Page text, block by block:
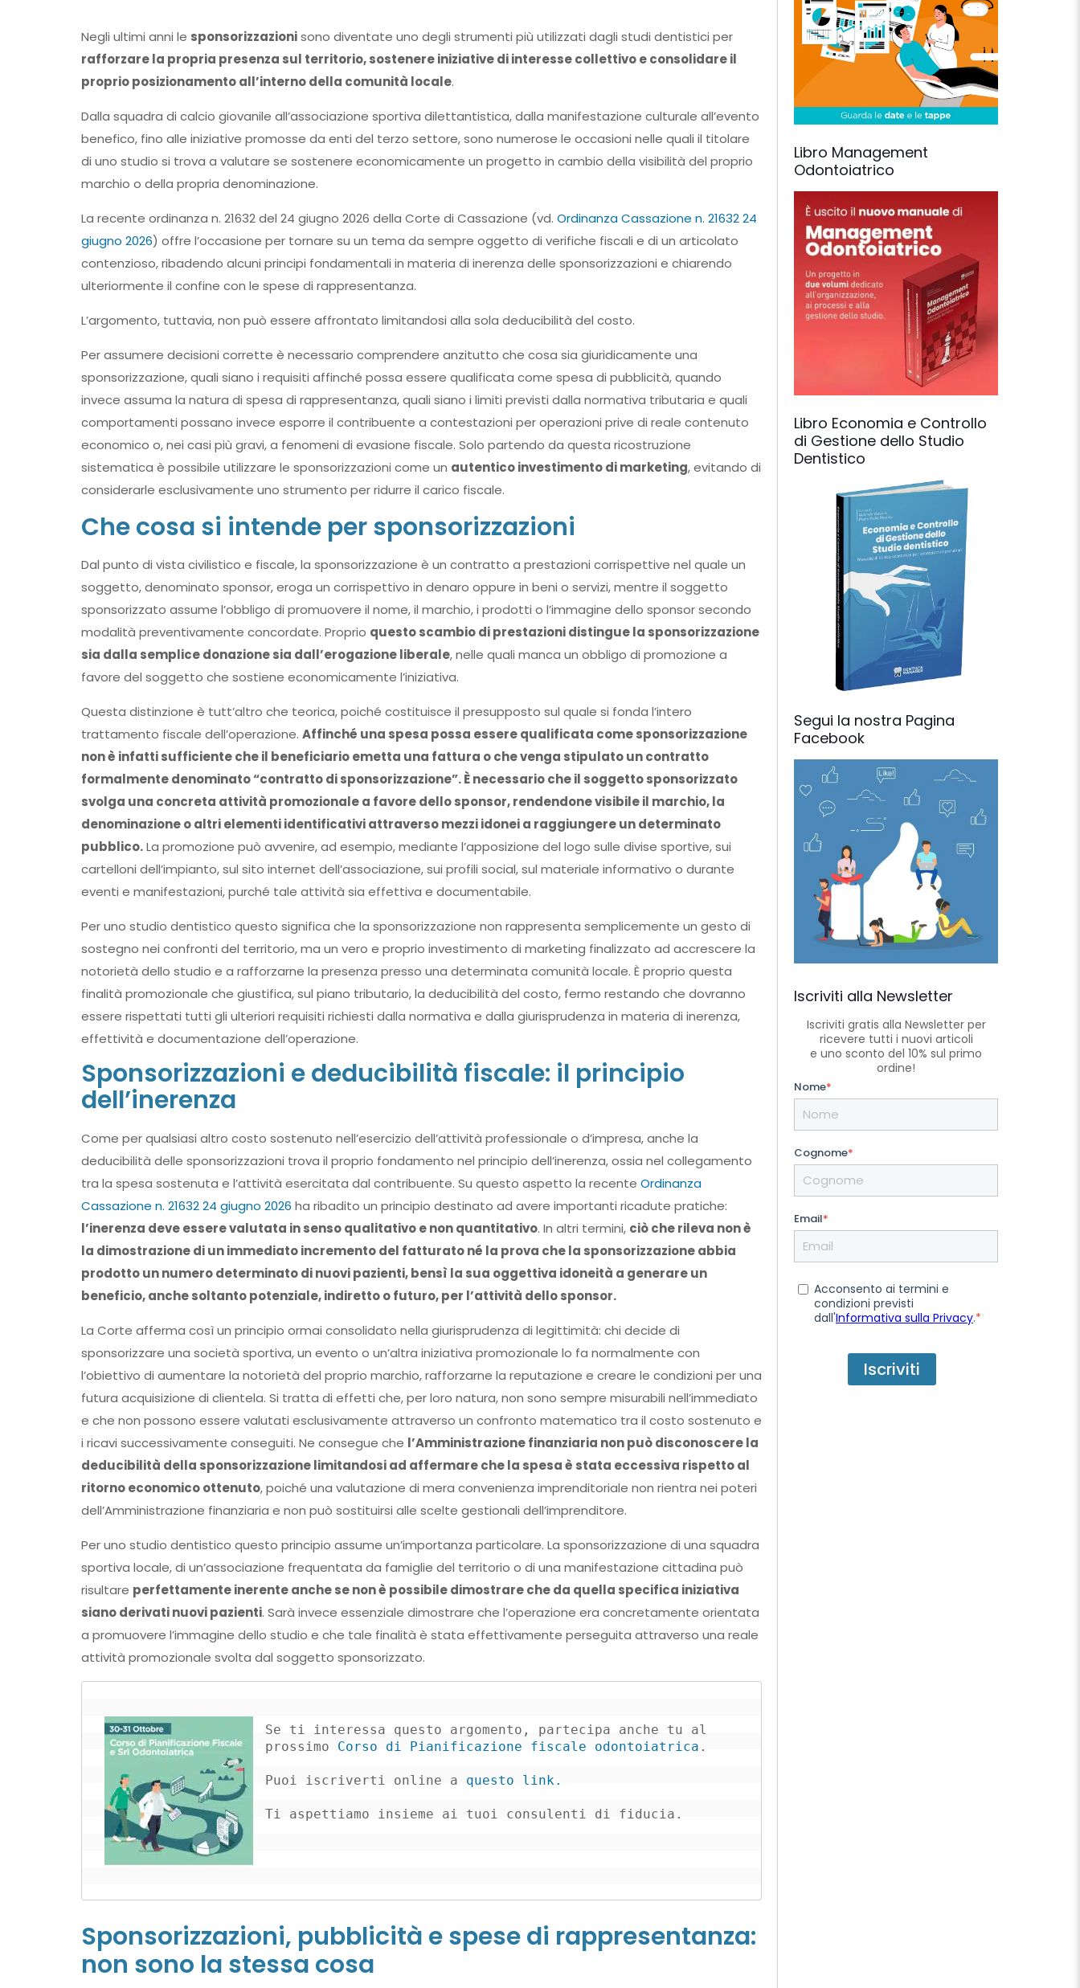
Negli ultimi anni le sponsorizzazionisono diventate uno degli strumenti più utilizzati dagli studi dentistici per
rafforzare la propria presenza sul territorio, sostenere iniziative di interesse collettivo e consolidare il
proprio posizionamento all’interno della comunità locale.
Dalla squadra di calcio giovanile all’associazione sportiva dilettantistica, dalla manifestazione culturale all’evento
benefico, fino alle iniziative promosse da enti del terzo settore, sono numerose le occasioni nelle quali il titolare
di uno studio si trova a valutare se sostenere economicamente un progetto in cambio della visibilità del proprio
marchio o della propria denominazione.
La recente ordinanza n. 21632 del 24 giugno 2026 della Corte di Cassazione (vd. Ordinanza Cassazione n. 21632 24
giugno 2026) offre l’occasione per tornare su un tema da sempre oggetto di verifiche fiscali e di un articolato
contenzioso, ribadendo alcuni principi fondamentali in materia di inerenza delle sponsorizzazioni e chiarendo
ulteriormente il confine con le spese di rappresentanza.
L’argomento, tuttavia, non può essere affrontato limitandosi alla sola deducibilità del costo.
Per assumere decisioni corrette è necessario comprendere anzitutto che cosa sia giuridicamente una
sponsorizzazione, quali siano i requisiti affinché possa essere qualificata come spesa di pubblicità, quando
invece assuma la natura di spesa di rappresentanza, quali siano i limiti previsti dalla normativa tributaria e quali
comportamenti possano invece esporre il contribuente a contestazioni per operazioni prive di reale contenuto
economico o, nei casi più gravi, a fenomeni di evasione fiscale. Solo partendo da questa ricostruzione
sistematica è possibile utilizzare le sponsorizzazioni come un autentico investimento di marketing, evitando di
considerarle esclusivamente uno strumento per ridurre il carico fiscale.
Che cosa si intende per sponsorizzazioni
Dal punto di vista civilistico e fiscale, la sponsorizzazione è un contratto a prestazioni corrispettive nel quale un
soggetto, denominato sponsor, eroga un corrispettivo in denaro oppure in beni o servizi, mentre il soggetto
sponsorizzato assume l’obbligo di promuovere il nome, il marchio, i prodotti o l’immagine dello sponsor secondo
modalità preventivamente concordate. Proprio questo scambio di prestazioni distingue la sponsorizzazione
sia dalla semplice donazione sia dall’erogazione liberale, nelle quali manca un obbligo di promozione a
favore del soggetto che sostiene economicamente l’iniziativa.
Questa distinzione è tutt’altro che teorica, poiché costituisce il presupposto sul quale si fonda l’intero
trattamento fiscale dell’operazione. Affinché una spesa possa essere qualificata come sponsorizzazione
non è infatti sufficiente che il beneficiario emetta una fattura o che venga stipulato un contratto
formalmente denominato “contratto di sponsorizzazione”. È necessario che il soggetto sponsorizzato
svolga una concreta attività promozionale a favore dello sponsor, rendendone visibile il marchio, la
denominazione o altri elementi identificativi attraverso mezzi idonei a raggiungere un determinato
pubblico.La promozione può avvenire, ad esempio, mediante l’apposizione del logo sulle divise sportive, sui
cartelloni dell’impianto, sul sito internet dell’associazione, sui profili social, sul materiale informativo o durante
eventi e manifestazioni, purché tale attività sia effettiva e documentabile.
Per uno studio dentistico questo significa che la sponsorizzazione non rappresenta semplicemente un gesto di
sostegno nei confronti del territorio, ma un vero e proprio investimento di marketing finalizzato ad accrescere la
notorietà dello studio e a rafforzarne la presenza presso una determinata comunità locale. È proprio questa
finalità promozionale che giustifica, sul piano tributario, la deducibilità del costo, fermo restando che dovranno
essere rispettati tutti gli ulteriori requisiti richiesti dalla normativa e dalla giurisprudenza in materia di inerenza,
effettività e documentazione dell’operazione.
Sponsorizzazioni e deducibilità fiscale: il principio
dell’inerenza
Come per qualsiasi altro costo sostenuto nell’esercizio dell’attività professionale o d’impresa, anche la
deducibilità delle sponsorizzazioni trova il proprio fondamento nel principio dell’inerenza, ossia nel collegamento
tra la spesa sostenuta e l’attività esercitata dal contribuente. Su questo aspetto la recente Ordinanza
Cassazione n. 21632 24 giugno 2026 ha ribadito un principio destinato ad avere importanti ricadute pratiche:
l’inerenza deve essere valutata in senso qualitativo e non quantitativo. In altri termini, ciò che rileva non è
la dimostrazione di un immediato incremento del fatturato né la prova che la sponsorizzazione abbia
prodotto un numero determinato di nuovi pazienti, bensì la sua oggettiva idoneità a generare un
beneficio, anche soltanto potenziale, indiretto o futuro, per l’attività dello sponsor.
La Corte afferma così un principio ormai consolidato nella giurisprudenza di legittimità: chi decide di
sponsorizzare una società sportiva, un evento o un’altra iniziativa promozionale lo fa normalmente con
l’obiettivo di aumentare la notorietà del proprio marchio, rafforzarne la reputazione e creare le condizioni per una
futura acquisizione di clientela. Si tratta di effetti che, per loro natura, non sono sempre misurabili nell’immediato
e che non possono essere valutati esclusivamente attraverso un confronto matematico tra il costo sostenuto e
i ricavi successivamente conseguiti. Ne consegue che l’Amministrazione finanziaria non può disconoscere la
deducibilità della sponsorizzazione limitandosi ad affermare che la spesa è stata eccessiva rispetto al
ritorno economico ottenuto, poiché una valutazione di mera convenienza imprenditoriale non rientra nei poteri
dell’Amministrazione finanziaria e non può sostituirsi alle scelte gestionali dell’imprenditore.
Per uno studio dentistico questo principio assume un’importanza particolare. La sponsorizzazione di una squadra
sportiva locale, di un’associazione frequentata da famiglie del territorio o di una manifestazione cittadina può
risultare perfettamente inerente anche se non è possibile dimostrare che da quella specifica iniziativa
siano derivati nuovi pazienti. Sarà invece essenziale dimostrare che l’operazione era concretamente orientata
a promuovere l’immagine dello studio e che tale finalità è stata effettivamente perseguita attraverso una reale
attività promozionale svolta dal soggetto sponsorizzato.
Se ti interessa questo argomento, partecipa anche tu al
prossimo Corso di Pianificazione fiscale odontoiatrica .
Puoi iscriverti online a questo link.
Ti aspettiamo insieme ai tuoi consulenti di fiducia.
Sponsorizzazioni, pubblicità e spese di rappresentanza:
non sono la stessa cosa
Libro Management
Odontoiatrico
Libro Economia e Controllo
di Gestione dello Studio
Dentistico
Segui la nostra Pagina
Facebook
Iscriviti alla Newsletter
Iscriviti gratis alla Newsletter per
ricevere tutti i nuovi articoli
e uno sconto del 10% sul primo
ordine!
Nome*
Cognome*
Email*
Acconsento ai termini e
condizioni previsti
dall'Informativa sulla Privacy.*